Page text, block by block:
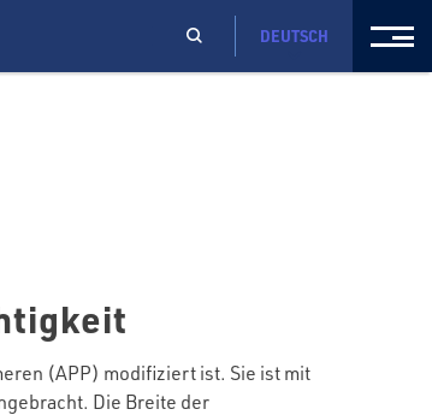
DEUTSCH
(APP) modifiziert ist. Sie ist mit
Die Breite der